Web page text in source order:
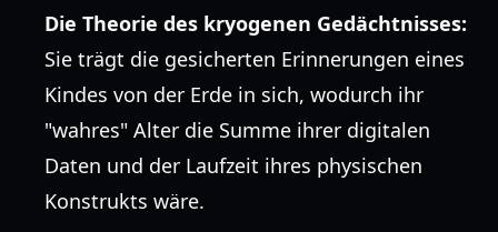
Die Theorie des kryogenen Gedächtnisses:
Sie trägt die gesicherten Erinnerungen eines
Kindes von der Erde in sich, wodurch ihr
"wahres" Alter die Summe ihrer digitalen
Daten und der Laufzeit ihres physischen
Konstrukts wäre.